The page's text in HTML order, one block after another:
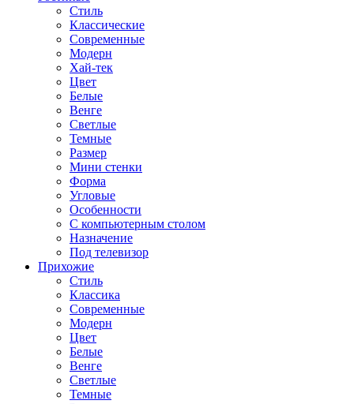
Стиль
Классические
Современные
Модерн
Хай-тек
Цвет
Белые
Венге
Светлые
Темные
Размер
Мини стенки
Форма
Угловые
Особенности
С компьютерным столом
Назначение
Под телевизор
Прихожие
Стиль
Классика
Современные
Модерн
Цвет
Белые
Венге
Светлые
Темные